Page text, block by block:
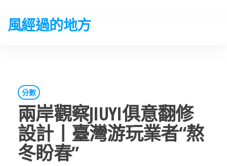
the
風經過的地方
分數
兩岸觀察JIUYI俱意翻修
設計丨臺灣游玩業者“熬
冬盼春”